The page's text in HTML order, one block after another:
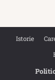
Istorie